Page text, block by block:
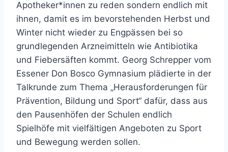
Apotheker*innen zu reden sondern endlich mit
ihnen, damit es im bevorstehenden Herbst und
Winter nicht wieder zu Engpässen bei so
grundlegenden Arzneimitteln wie Antibiotika
und Fiebersäften kommt. Georg Schrepper vom
Essener Don Bosco Gymnasium plädierte in der
Talkrunde zum Thema „Herausforderungen für
Prävention, Bildung und Sport“ dafür, dass aus
den Pausenhöfen der Schulen endlich
Spielhöfe mit vielfältigen Angeboten zu Sport
und Bewegung werden sollen.